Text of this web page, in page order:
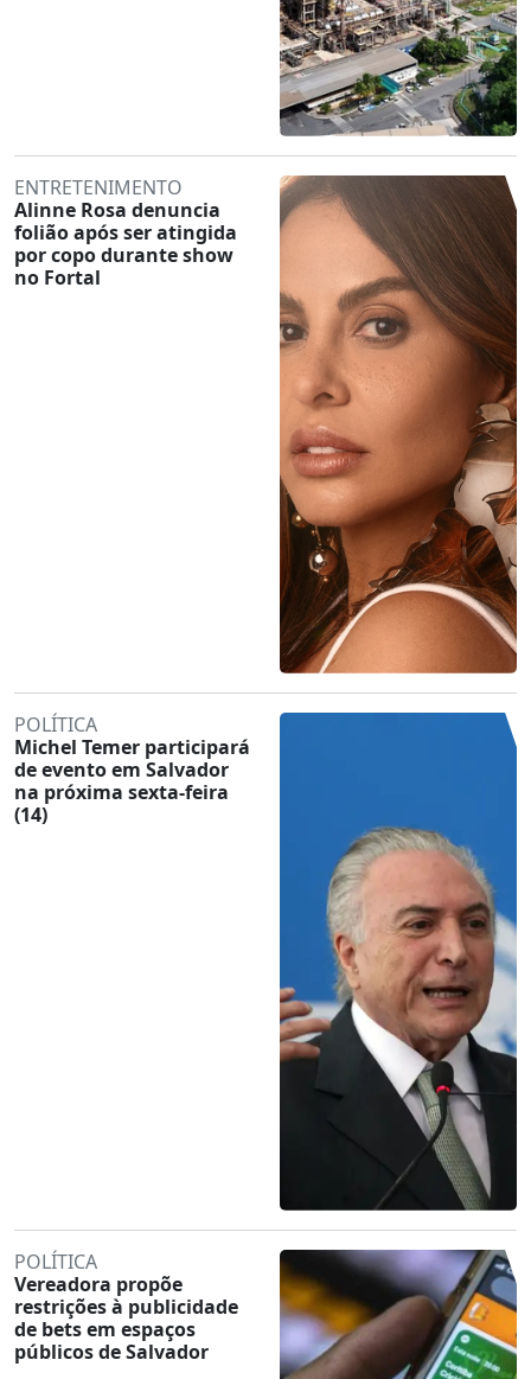
ENTRETENIMENTO
Alinne Rosa denuncia
folião após ser atingida
por copo durante show
no Fortal
POLÍTICA
Michel Temer participará
de evento em Salvador
na próxima sexta-feira
(14)
POLÍTICA
Vereadora propõe
restrições à publicidade
de bets em espaços
públicos de Salvador